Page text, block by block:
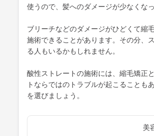
使うので、髪へのダメージが少なくなっ
ブリーチなどのダメージがひどくて縮
施術できることがあります。その分、
る人もいるかもしれません。
酸性ストレートの施術には、縮毛矯正
トならではのトラブルが起こることも
を選びましょう。
美